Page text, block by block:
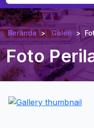
Beranda Galeri
Foto